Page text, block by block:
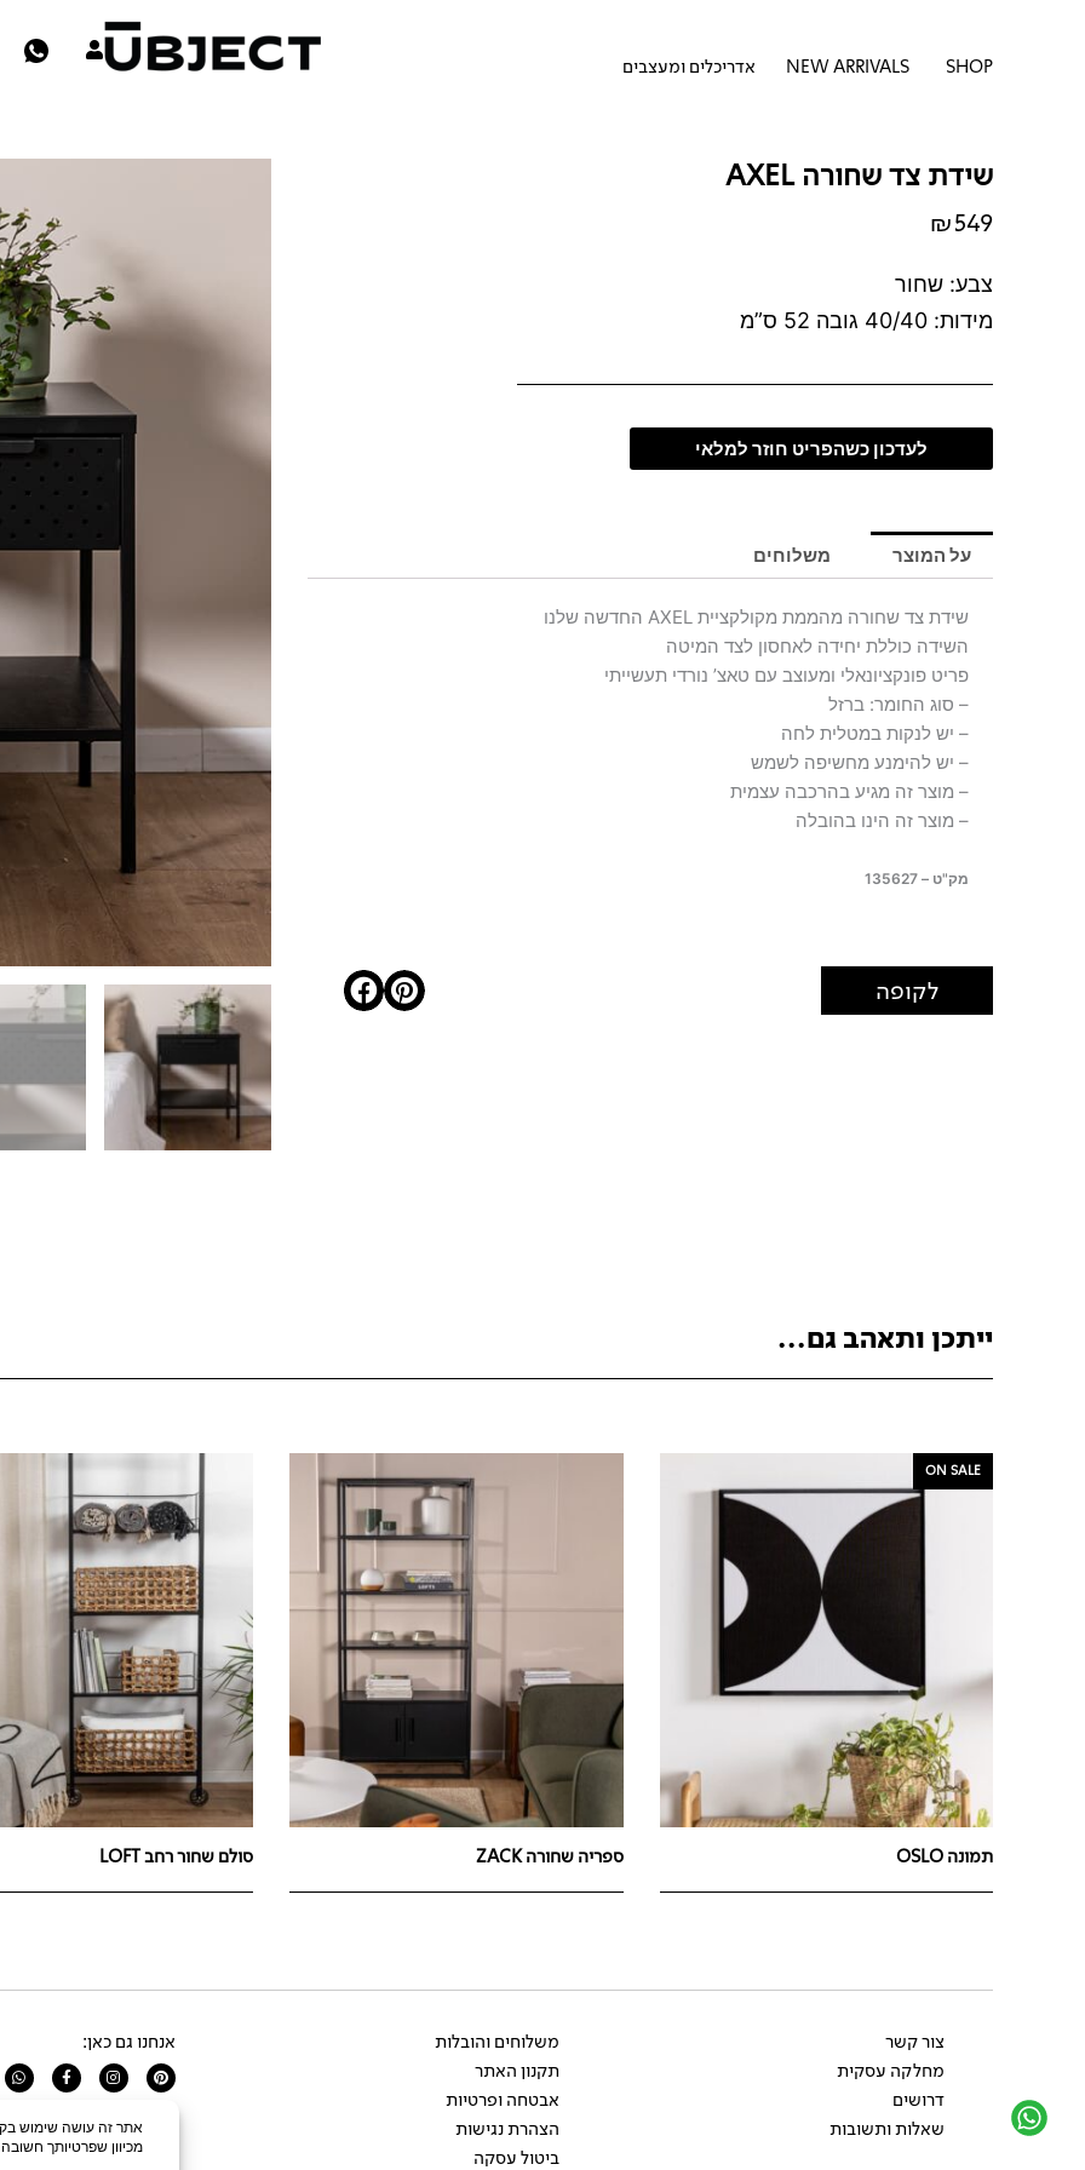
SHOP פתח SHOPNEW ARRIVALS אדריכלים ומעצבים
שידת צד שחורה AXEL
₪549
צבע: שחור
מידות: 40/40 גובה 52 ס”מ
לעדכון כשהפריט חוזר למלאי
על המוצר משלוחים
שידת צד שחורה מהממת מקולקציית AXEL החדשה שלנו
השידה כוללת יחידה לאחסון לצד המיטה
פריט פונקציונאלי ומעוצב עם טאצ’ נורדי תעשייתי
– סוג החומר: ברזל
– יש לנקות במטלית לחה
– יש להימנע מחשיפה לשמש
– מוצר זה מגיע בהרכבה עצמית
– מוצר זה הינו בהובלה
מק"ט – 135627
לקופה
ייתכן ותאהב גם...
ON SALE
תמונה OSLO ספריה שחורה ZACK סולם שחור רחב LOFT
צור קשר
מחלקה עסקית
דרושים
שאלות ותשובות
משלוחים והובלות
תקנון האתר
אבטחה ופרטיות
הצהרת נגישות
ביטול עסקה
אנחנו גם כאן:
Pinterest
Instagram
Facebook-
f